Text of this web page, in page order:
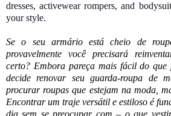
dresses, activewear rompers, and
your style.
Se o seu armário está cheio de
provavelmente você precisará
certo? Embora pareça mais fácil do que
decide renovar seu guarda-roupa de
procurar roupas que estejam na moda,
Encontrar um traje versátil e estiloso é